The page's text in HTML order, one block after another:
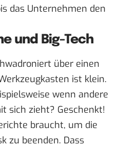
das Unternehmen den
und Big-Tech
über einen
ist klein.
wenn andere
sich zieht? Geschenkt!
braucht, um die
zu beenden. Dass